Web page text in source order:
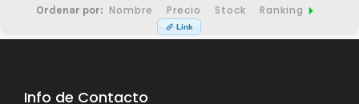
Ordenar por: Nombre Precio Stock Ranking
Link
Info de Contacto